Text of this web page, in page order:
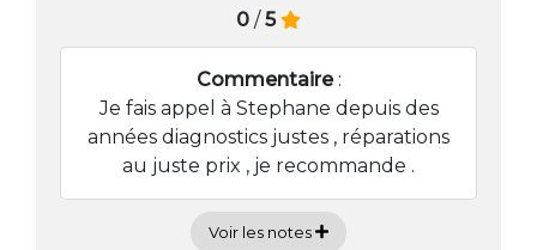
0 /5
Commentaire:
Je fais appel à Stephane depuis des
années diagnostics justes , réparations
au juste prix , je recommande .
Voir les notes